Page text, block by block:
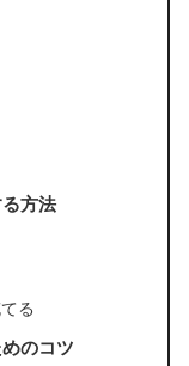
方法
る
のコツ